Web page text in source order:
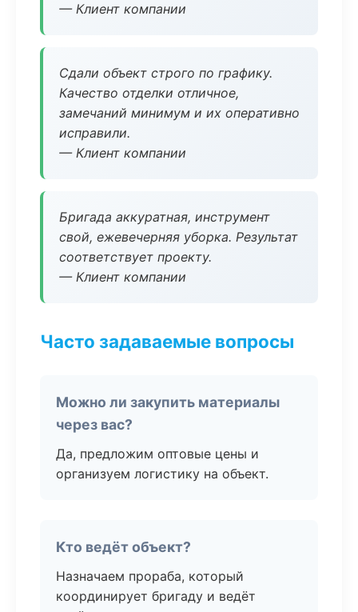
— Клиент компании
Сдали объект строго по графику.
Качество отделки отличное,
замечаний минимум и их оперативно
исправили.
— Клиент компании
Бригада аккуратная, инструмент
свой, ежевечерняя уборка. Результат
соответствует проекту.
— Клиент компании
Часто задаваемые вопросы
Можно ли закупить материалы
через вас?
Да, предложим оптовые цены и
организуем логистику на объект.
Кто ведёт объект?
Назначаем прораба, который
координирует бригаду и ведёт